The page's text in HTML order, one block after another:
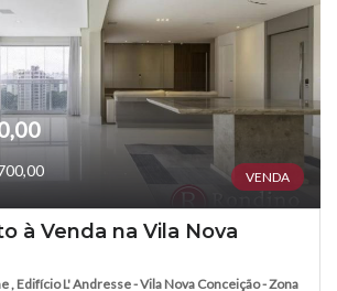
VENDA
à Venda na Vila Nova
, Edifício L' Andresse - Vila Nova Conceição - Zona